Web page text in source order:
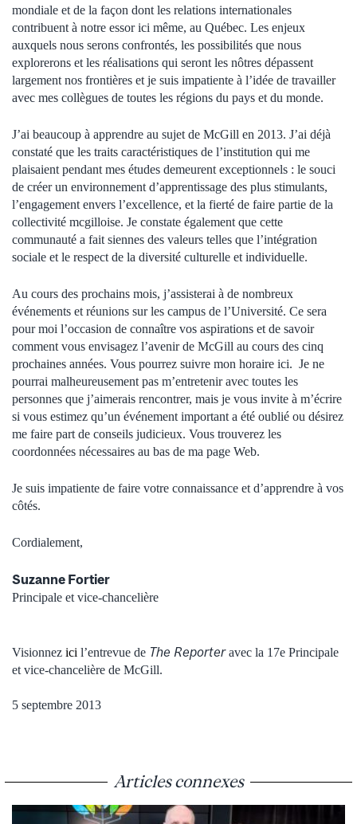
mondiale et de la façon dont les relations internationales
contribuent à notre essor ici même, au Québec. Les enjeux
auxquels nous serons confrontés, les possibilités que nous
explorerons et les réalisations qui seront les nôtres dépassent
largement nos frontières et je suis impatiente à l’idée de travailler
avec mes collègues de toutes les régions du pays et du monde.
J’ai beaucoup à apprendre au sujet de McGill en 2013. J’ai déjà
constaté que les traits caractéristiques de l’institution qui me
plaisaient pendant mes études demeurent exceptionnels : le souci
de créer un environnement d’apprentissage des plus stimulants,
l’engagement envers l’excellence, et la fierté de faire partie de la
collectivité mcgilloise. Je constate également que cette
communauté a fait siennes des valeurs telles que l’intégration
sociale et le respect de la diversité culturelle et individuelle.
Au cours des prochains mois, j’assisterai à de nombreux
événements et réunions sur les campus de l’Université. Ce sera
pour moi l’occasion de connaître vos aspirations et de savoir
comment vous envisagez l’avenir de McGill au cours des cinq
prochaines années. Vous pourrez suivre mon horaire ici. Je ne
pourrai malheureusement pas m’entretenir avec toutes les
personnes que j’aimerais rencontrer, mais je vous invite à m’écrire
si vous estimez qu’un événement important a été oublié ou désirez
me faire part de conseils judicieux. Vous trouverez les
coordonnées nécessaires au bas de ma page Web.
Je suis impatiente de faire votre connaissance et d’apprendre à vos
côtés.
Cordialement,
Suzanne Fortier
Principale et vice-chancelière
Visionnez ici l’entrevue de The Reporteravec la 17e Principale
et vice-chancelière de McGill.
5 septembre 2013
Articles connexes